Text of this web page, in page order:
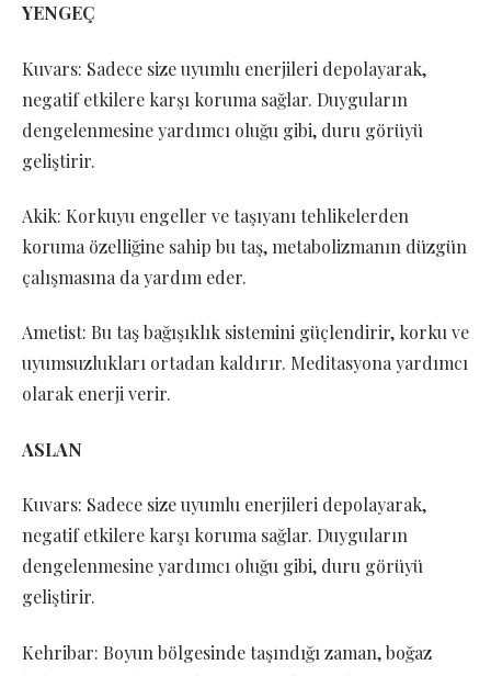
YENGEÇ
Kuvars: Sadece size uyumlu enerjileri depolayarak,
negatif etkilere karşı koruma sağlar. Duyguların
dengelenmesine yardımcı oluğu gibi, duru görüyü
geliştirir.
Akik: Korkuyu engeller ve taşıyanı tehlikelerden
koruma özelliğine sahip bu taş, metabolizmanın düzgün
çalışmasına da yardım eder.
Ametist: Bu taş bağışıklık sistemini güçlendirir, korku ve
uyumsuzlukları ortadan kaldırır. Meditasyona yardımcı
olarak enerji verir.
ASLAN
Kuvars: Sadece size uyumlu enerjileri depolayarak,
negatif etkilere karşı koruma sağlar. Duyguların
dengelenmesine yardımcı oluğu gibi, duru görüyü
geliştirir.
Kehribar: Boyun bölgesinde taşındığı zaman, boğaz